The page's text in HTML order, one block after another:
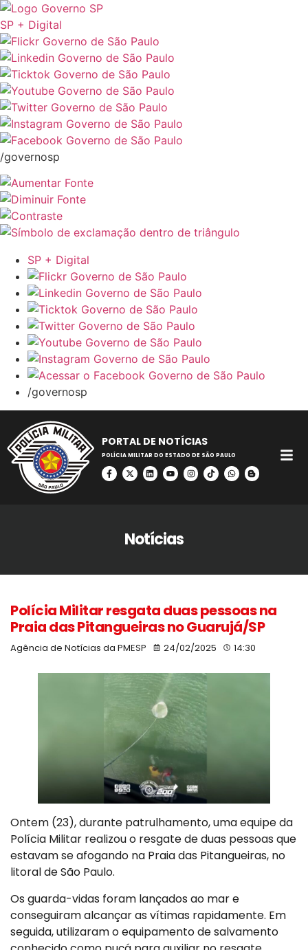
SP + Digital
/governosp
SP + Digital
/governosp
PORTAL DE NOTÍCIAS
POLÍCIA MILITAR DO ESTADO DE SÃO PAULO
Notícias
Polícia Militar resgata duas pessoas na
Praia das Pitangueiras no Guarujá/SP
Agência de Notícias da PMESP 24/02/2025 14:30
Ontem (23), durante patrulhamento, uma equipe da
Polícia Militar realizou o resgate de duas pessoas que
estavam se afogando na Praia das Pitangueiras, no
litoral de São Paulo.
Os guarda-vidas foram lançados ao mar e
conseguiram alcançar as vítimas rapidamente. Em
seguida, utilizaram o equipamento de salvamento